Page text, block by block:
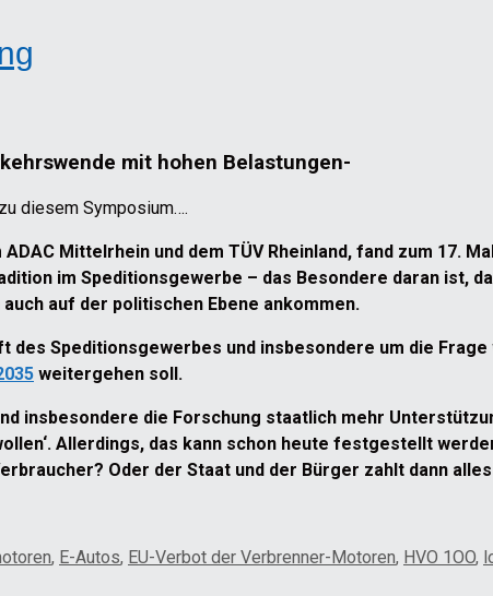
mit hohen Belastungen-
diesem Symposium….
Mittelrhein und dem TÜV Rheinland, fand zum 17.
im Speditionsgewerbe – das Besondere daran ist,
auf der politischen Ebene ankommen.
des Speditionsgewerbes und insbesondere um die
weitergehen soll.
insbesondere die Forschung staatlich mehr
Allerdings, das kann schon heute festgestellt
Oder der Staat und der Bürger zahlt dann
, E-Autos, EU-Verbot der Verbrenner-Motoren, HVO 1OO,